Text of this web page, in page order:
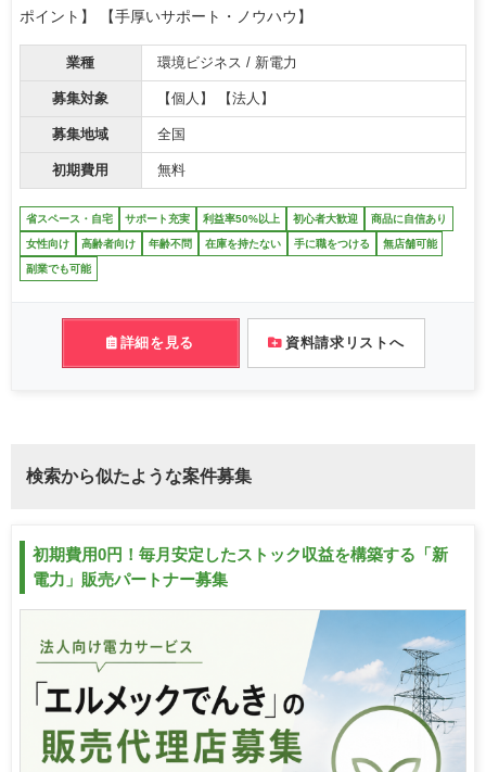
ポイント】 【手厚いサポート・ノウハウ】
業種 環境ビジネス / 新電力
募集対象 【個人】 【法人】
募集地域 全国
初期費用 無料
省スペース・自宅 サポート充実 利益率50%以上 初心者大歓迎 商品に自信あり
女性向け 高齢者向け 年齢不問 在庫を持たない 手に職をつける 無店舗可能
副業でも可能
詳細を見る 資料請求リストへ
検索から似たような案件募集
初期費用0円！毎月安定したストック収益を構築する「新
電力」販売パートナー募集